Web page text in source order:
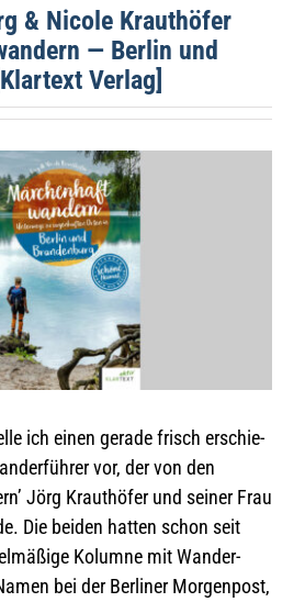
& Nicole Kraut­hö­fer
— Ber­lin und
Verlag]
ich einen gerade frisch erschie­
vor, der von den
Jörg Kraut­hö­fer und sei­ner Frau
Die bei­den hat­ten schon seit
Kolumne mit Wan­der­
bei der Ber­li­ner Mor­gen­post,